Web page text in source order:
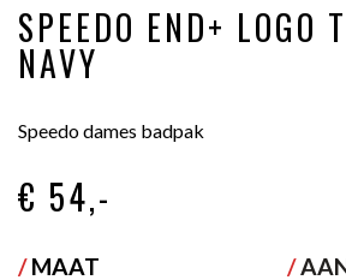
SPEEDO END+ LOGO
NAVY
Speedo dames badpak
€ 54,-
/MAAT /